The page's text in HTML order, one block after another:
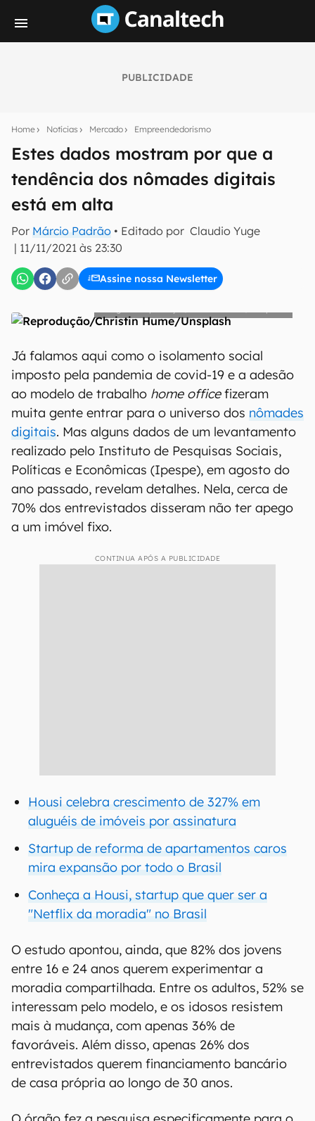
PUBLICIDADE
Home Notícias Mercado Empreendedorismo
Estes dados mostram por que a
tendência dos nômades digitais
está em alta
Por Márcio Padrão • Editado por Claudio Yuge
| 11/11/2021 às 23:30
Assine nossa Newsletter
notícias e reviews sobre tecnologia em primeira
mão.
E-mail
inscreva-se
Confirmo que li, aceito e concordo com os Termos de
Uso e Política de Privacidade do Canaltech.
Já falamos aqui como o isolamento social
imposto pela pandemia de covid-19 e a adesão
ao modelo de trabalho home officefizeram
muita gente entrar para o universo dos nômades
digitais. Mas alguns dados de um levantamento
realizado pelo Instituto de Pesquisas Sociais,
Políticas e Econômicas (Ipespe), em agosto do
ano passado, revelam detalhes. Nela, cerca de
70% dos entrevistados disseram não ter apego
a um imóvel fixo.
CONTINUA APÓS A PUBLICIDADE
Housi celebra crescimento de 327% em
aluguéis de imóveis por assinatura
Startup de reforma de apartamentos caros
mira expansão por todo o Brasil
Conheça a Housi, startup que quer ser a
"Netflix da moradia" no Brasil
O estudo apontou, ainda, que 82% dos jovens
entre 16 e 24 anos querem experimentar a
moradia compartilhada. Entre os adultos, 52% se
interessam pelo modelo, e os idosos resistem
mais à mudança, com apenas 36% de
favoráveis. Além disso, apenas 26% dos
entrevistados querem financiamento bancário
de casa própria ao longo de 30 anos.